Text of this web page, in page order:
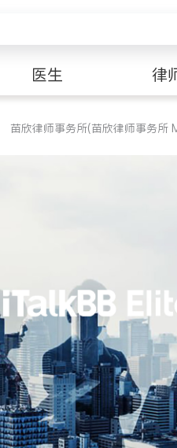
医生 律
苗欣律师事务所(苗欣律师事务所